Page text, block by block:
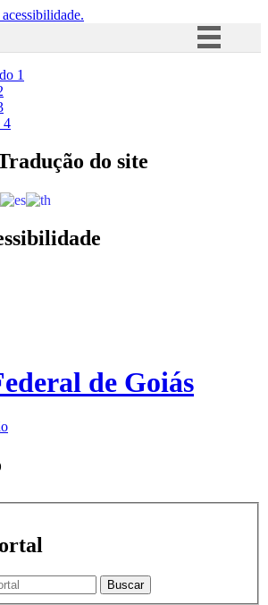
Acesso à informação
1
4
do site
de Goiás
Buscar